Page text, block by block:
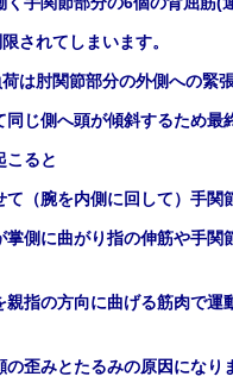
されてしまいます。
は肘関節部分の外側への緊
じ側へ頭が傾斜するため最
こると
（腕を内側に回して）手関
側に曲がり指の伸筋や手
親指の方向に曲げる筋肉で運
歪みとたるみの原因になり